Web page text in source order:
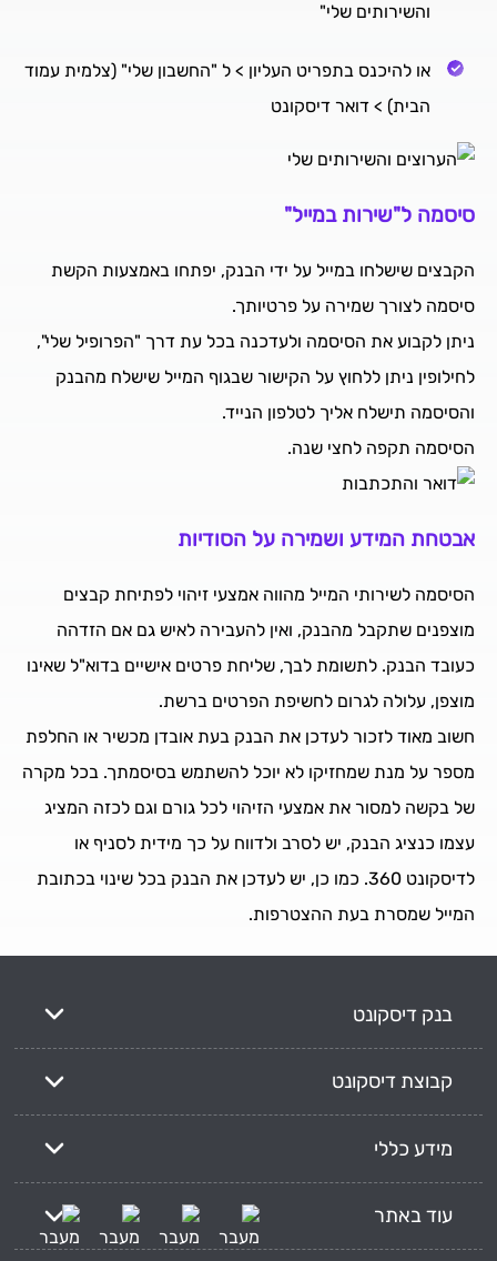
והשירותים שלי"
או להיכנס בתפריט העליון > ל "החשבון שלי" (צלמית עמוד
הבית) > דואר דיסקונט
סיסמה ל"שירות במייל"
הקבצים שישלחו במייל על ידי הבנק, יפתחו באמצעות הקשת
סיסמה לצורך שמירה על פרטיותך.
ניתן לקבוע את הסיסמה ולעדכנה בכל עת דרך "הפרופיל שלי",
לחילופין ניתן ללחוץ על הקישור שבגוף המייל שישלח מהבנק
והסיסמה תישלח אליך לטלפון הנייד.
הסיסמה תקפה לחצי שנה.
אבטחת המידע ושמירה על הסודיות
הסיסמה לשירותי המייל מהווה אמצעי זיהוי לפתיחת קבצים
מוצפנים שתקבל מהבנק, ואין להעבירה לאיש גם אם הזדהה
כעובד הבנק. לתשומת לבך, שליחת פרטים אישיים בדוא"ל שאינו
מוצפן, עלולה לגרום לחשיפת הפרטים ברשת.
חשוב מאוד לזכור לעדכן את הבנק בעת אובדן מכשיר או החלפת
מספר על מנת שמחזיקו לא יוכל להשתמש בסיסמתך. בכל מקרה
של בקשה למסור את אמצעי הזיהוי לכל גורם וגם לכזה המציג
עצמו כנציג הבנק, יש לסרב ולדווח על כך מידית לסניף או
לדיסקונט 360. כמו כן, יש לעדכן את הבנק בכל שינוי בכתובת
המייל שמסרת בעת ההצטרפות.
בנק דיסקונט
קבוצת דיסקונט
מידע כללי
עוד באתר